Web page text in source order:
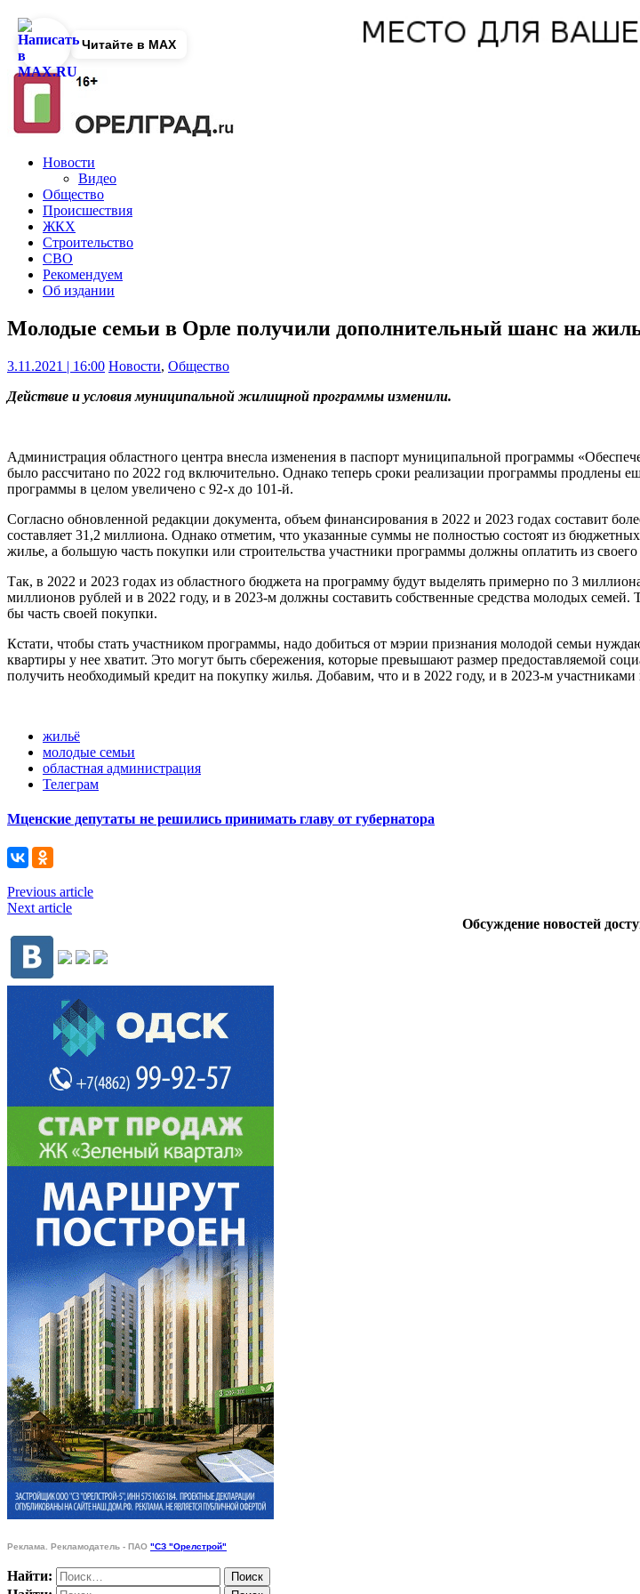
Новости
Видео
Общество
Происшествия
ЖКХ
Строительство
СВО
Рекомендуем
Об издании
Молодые семьи в Орле получили дополнительный шанс на
3.11.2021 | 16:00 Новости, Общество
Действие и условия муниципальной жилищной программы изменили.
Администрация областного центра внесла изменения в паспорт муниципальной программы
было рассчитано по 2022 год включительно. Однако теперь сроки реализации программы продлены
программы в целом увеличено с 92-х до 101-й.
Согласно обновленной редакции документа, объем финансирования в 2022 и 2023 годах составит
составляет 31,2 миллиона. Однако отметим, что указанные суммы не полностью состоят из
жилье, а большую часть покупки или строительства участники программы должны оплатить из своего
Так, в 2022 и 2023 годах из областного бюджета на программу будут выделять примерно по 3
миллионов рублей и в 2022 году, и в 2023-м должны составить собственные средства молодых
бы часть своей покупки.
Кстати, чтобы стать участником программы, надо добиться от мэрии признания молодой семьи
квартиры у нее хватит. Это могут быть сбережения, которые превышают размер предоставляемой
получить необходимый кредит на покупку жилья. Добавим, что и в 2022 году, и в 2023-м
жильё
молодые семьи
областная администрация
Телеграм
Мценские депутаты не решились принимать главу от губернатора
Previous article
Next article
Обсуждение новостей
Реклама. Рекламодатель - ПАО "СЗ "Орелстрой"
Найти:
Читайте в MAX